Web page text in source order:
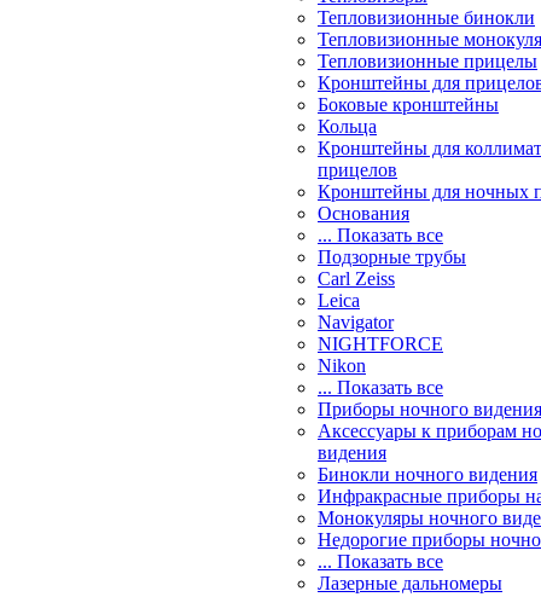
Тепловизионные бинокли
Тепловизионные
Тепловизионные прицелы
Кронштейны для
Боковые кронштейны
Кольца
Кронштейны для
прицелов
Кронштейны для ночных
Основания
... Показать все
Подзорные трубы
Carl Zeiss
Leica
Navigator
NIGHTFORCE
Nikon
... Показать все
Приборы ночного видения
Аксессуары к приборам
видения
Бинокли ночного видения
Инфракрасные приборы
Монокуляры ночного
Недорогие приборы
... Показать все
Лазерные дальномеры